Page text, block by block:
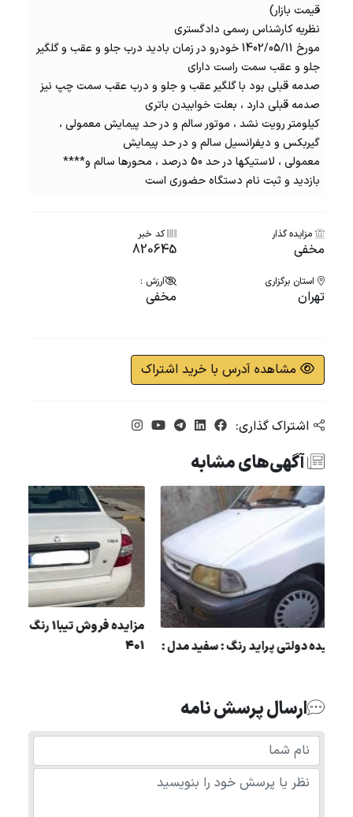
قیمت بازار)
نظریه کارشناس رسمی دادگستری
مورخ 1402/05/11 خودرو در زمان بادید درب جلو و عقب و گلگیر
جلو و عقب سمت راست دارای
صدمه قبلی بود با گلگیر عقب و جلو و درب عقب سمت چپ نیز
صدمه قبلی دارد ، بعلت خوابیدن باتری
کیلومتر رویت نشد ، موتور سالم و در حد پیمایش معمولی ،
گیربکس و دیفرانسیل سالم و در حد پیمایش
معمولی ، لاستيكها در حد 50 درصد ، محورها سالم و****
بازدید و ثبت نام دستگاه حضوری است
مزایده گذار
مخفی
کد خبر
820645
استان برگزاری
تهران
ارزش :
مخفی
مشاهده آدرس با خرید اشتراک
اشتراک گذاری:
آگهی‌های مشابه
مزایده دولتی پراید رنگ : سفید مدل :
ارسال پرسش نامه